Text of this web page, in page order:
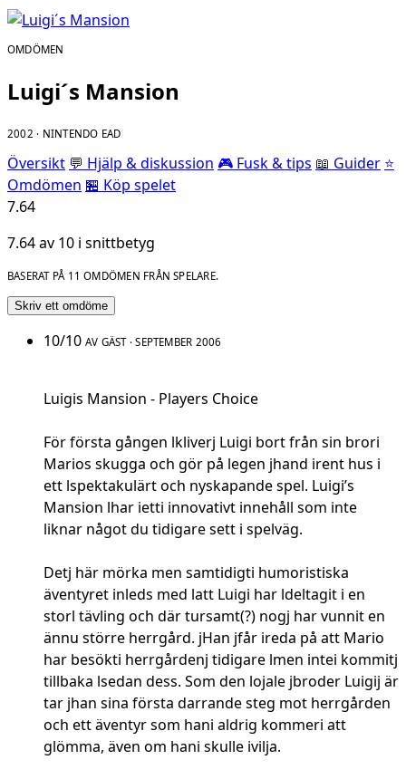
OMDÖMEN
Luigi´s Mansion
2002 · NINTENDO EAD
Översikt 💬 Hjälp & diskussion 🎮 Fusk & tips 📖 Guider ⭐
Omdömen 🏪 Köp spelet
7.64
7.64 av 10 i snittbetyg
BASERAT PÅ 11 OMDÖMEN FRÅN SPELARE.
Skriv ett omdöme
10/10 AV GÄST · SEPTEMBER 2006
Luigis Mansion - Players Choice
För första gången lkliverj Luigi bort från sin brori
Marios skugga och gör på legen jhand irent hus i
ett lspektakulärt och nyskapande spel. Luigi’s
Mansion lhar ietti innovativt innehåll som inte
liknar något du tidigare sett i spelväg.
Detj här mörka men samtidigti humoristiska
äventyret inleds med latt Luigi har ldeltagit i en
storl tävling och där tursamt(?) nogj har vunnit en
ännu större herrgård. jHan jfår ireda på att Mario
har besökti herrgårdenj tidigare lmen intei kommitj
tillbaka lsedan dess. Som den lojale jbroder Luigij är
tar jhan sina första darrande steg mot herrgården
och ett äventyr som hani aldrig kommeri att
glömma, även om hani skulle ivilja.